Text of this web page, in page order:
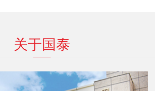
关于国泰